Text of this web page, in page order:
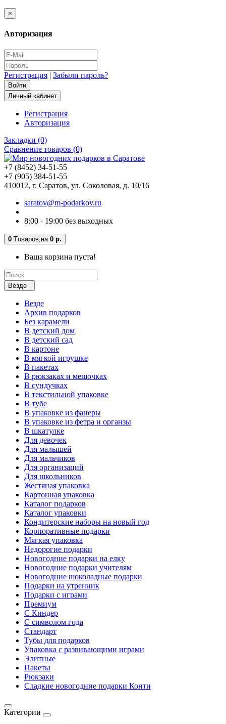
×
Авторизация
Регистрация | Забыли пароль?
Личный кабинет
Регистрация
Авторизация
Закладки (0)
Сравнение товаров (0)
+7 (8452) 34-51-55
+7 (905) 384-51-55
410012, г. Саратов, ул. Соколовая, д. 10/16
saratov@m-podarkov.ru
8:00 - 19:00 без выходных
0 Tоваров, на 0 р.
Ваша корзина пуста!
Везде
Везде
Архив подарков
Без карамели
В детский дом
В детский сад
В картоне
В мягкой игрушке
В пакетах
В рюкзаках и мешочках
В сундучках
В текстильной упаковке
В тубе
В упаковке из фанеры
В упаковке из фетра и органзы
В шкатулке
Для девочек
Для малышей
Для мальчиков
Для организаций
Для школьников
Жестяная упаковка
Картонная упаковка
Каталог подарков
Каталог упаковки
Кондитерские наборы на новый год
Корпоративные подарки
Мягкая упаковка
Недорогие подарки
Новогодние подарки на елку
Новогодние подарки учителям
Новогодние шоколадные подарки
Подарки на утренник
Подарки с играми
Премиум
С Киндер
С символом года
Стандарт
Тубы для подарков
Упаковка с развивающими играми
Элитные
Пакеты
Рюкзаки
Сладкие новогодние подарки Конти
Категории